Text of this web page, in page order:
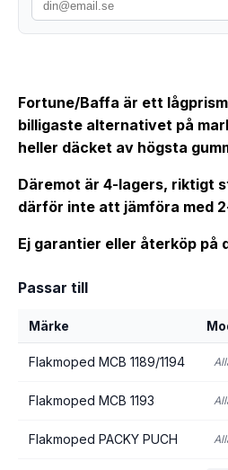
Fortune/Baffa är ett
billigaste alternativet på
heller däcket av högsta
Däremot är 4-lagers, riktigt
därför inte att jämföra med
Ej garantier eller återköp på
Passar till
Märke
Flakmoped MCB 1189/1194
Flakmoped MCB 1193
Flakmoped PACKY PUCH